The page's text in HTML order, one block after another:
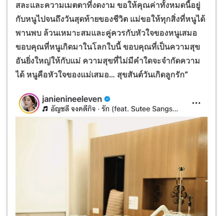
สละและความเมตตาที่งดงาม ขอให้คุณค่าทั้งหมดนี้อยู่
กับหนูไปจนถึงวันสุดท้ายของชีวิต แม่ขอให้ทุกสิ่งที่หนูได้
พานพบ ล้วนเหมาะสมและคู่ควรกับหัวใจของหนูเสมอ
ขอบคุณที่หนูเกิดมาในโลกใบนี้ ขอบคุณที่เป็นความสุข
อันยิ่งใหญ่ให้กับแม่ ความสุขที่ไม่มีคำใดจะจำกัดความ
ได้ หนูคือหัวใจของแม่เสมอ… สุขสันต์วันเกิดลูกรัก”